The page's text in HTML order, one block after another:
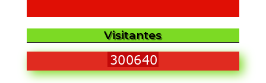
Visitantes